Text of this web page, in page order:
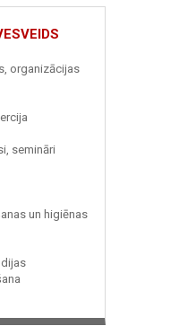
organizācijas
semināri
un higiēnas